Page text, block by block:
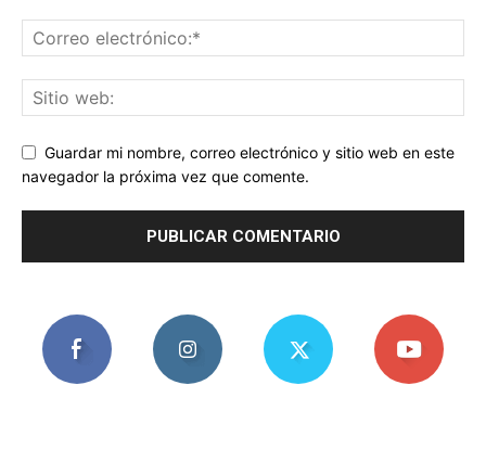
Guardar mi nombre, correo electrónico y sitio web en este
navegador la próxima vez que comente.